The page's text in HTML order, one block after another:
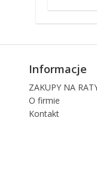
Informacje
ZAKUPY NA
O firmie
Kontakt